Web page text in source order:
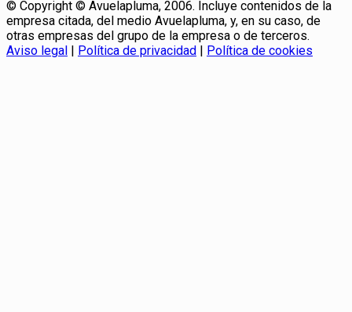
© Copyright © Avuelapluma, 2006. Incluye contenidos de la
empresa citada, del medio Avuelapluma, y, en su caso, de
otras empresas del grupo de la empresa o de terceros.
Aviso legal | Política de privacidad | Política de cookies